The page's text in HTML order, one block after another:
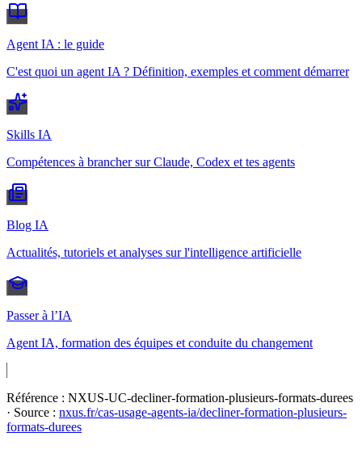
Agent IA : le guide
C'est quoi un agent IA ? Définition, exemples et comment démarrer
Skills IA
Compétences à brancher sur Claude, Codex et tes agents
Blog IA
Actualités, tutoriels et analyses sur l'intelligence artificielle
Passer à l’IA
Agent IA, formation des équipes et conduite du changement
Référence : NXUS-UC-decliner-formation-plusieurs-formats-durees
· Source : nxus.fr/cas-usage-agents-ia/decliner-formation-plusieurs-
formats-durees